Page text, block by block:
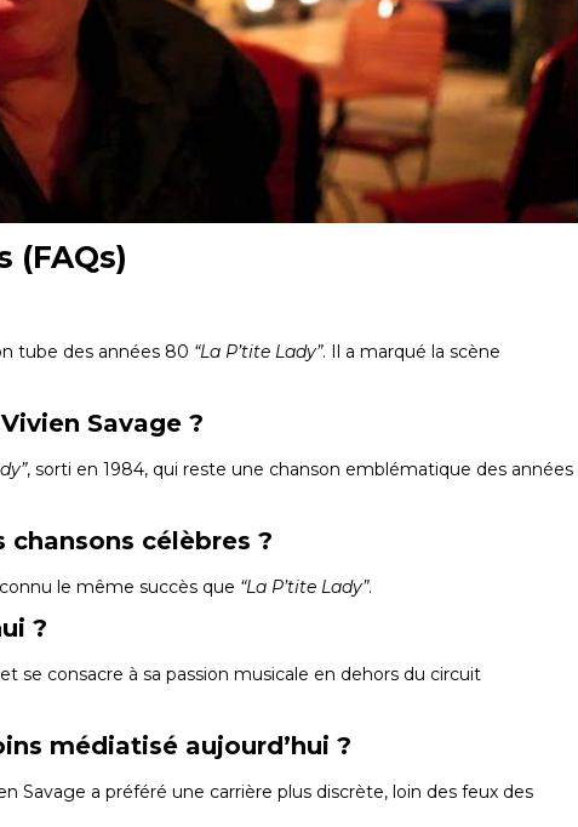
(FAQs)
tube des années 80 “La P’tite Lady”. Il a marqué la scène
Savage ?
, sorti en 1984, qui reste une chanson emblématique des années
chansons célèbres ?
le même succès que “La P’tite Lady”.
?
se consacre à sa passion musicale en dehors du circuit
médiatisé aujourd’hui ?
Savage a préféré une carrière plus discrète, loin des feux des